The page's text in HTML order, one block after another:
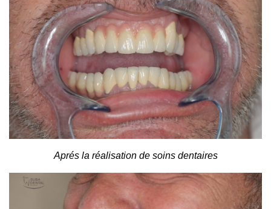
Aprés la réalisation de soins dentaires